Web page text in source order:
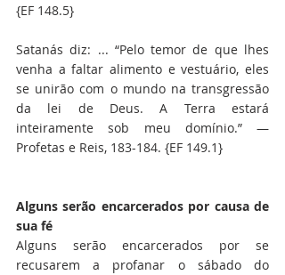
{EF 148.5}
Satanás diz: ... “Pelo temor de que lhes
venha a faltar alimento e vestuário, eles
se unirão com o mundo na transgressão
da lei de Deus. A Terra estará
inteiramente sob meu domínio.” —
Profetas e Reis, 183-184. {EF 149.1}
Alguns serão encarcerados por causa de
sua fé
Alguns serão encarcerados por se
recusarem a profanar o sábado do